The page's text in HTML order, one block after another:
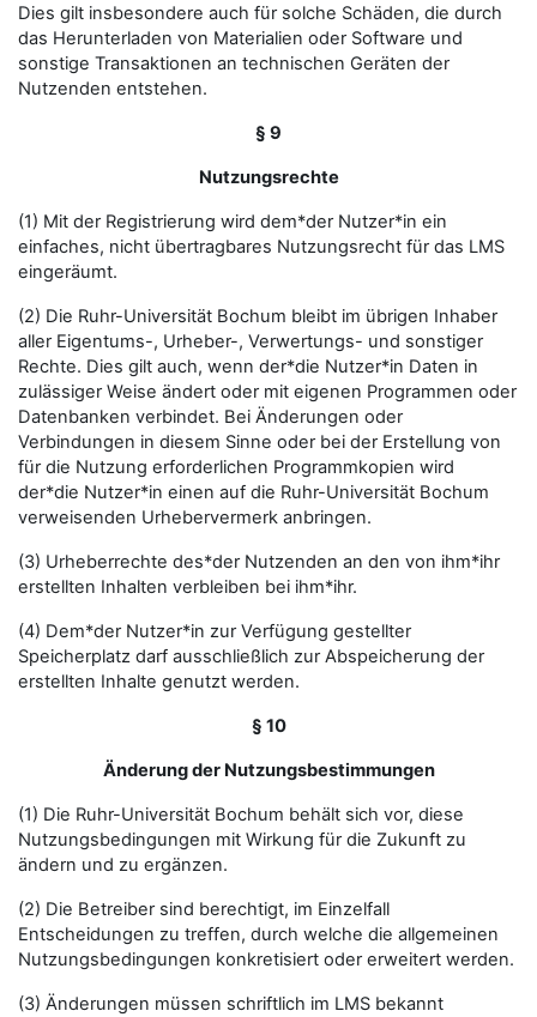
Dies gilt insbesondere auch für solche Schäden, die durch
das Herunterladen von Materialien oder Software und
sonstige Transaktionen an technischen Geräten der
Nutzenden entstehen.
§ 9
Nutzungsrechte
(1) Mit der Registrierung wird dem*der Nutzer*in ein
einfaches, nicht übertragbares Nutzungsrecht für das LMS
eingeräumt.
(2) Die Ruhr-Universität Bochum bleibt im übrigen Inhaber
aller Eigentums-, Urheber-, Verwertungs- und sonstiger
Rechte. Dies gilt auch, wenn der*die Nutzer*in Daten in
zulässiger Weise ändert oder mit eigenen Programmen oder
Datenbanken verbindet. Bei Änderungen oder
Verbindungen in diesem Sinne oder bei der Erstellung von
für die Nutzung erforderlichen Programmkopien wird
der*die Nutzer*in einen auf die Ruhr-Universität Bochum
verweisenden Urhebervermerk anbringen.
(3) Urheberrechte des*der Nutzenden an den von ihm*ihr
erstellten Inhalten verbleiben bei ihm*ihr.
(4) Dem*der Nutzer*in zur Verfügung gestellter
Speicherplatz darf ausschließlich zur Abspeicherung der
erstellten Inhalte genutzt werden.
§ 10
Änderung der Nutzungsbestimmungen
(1) Die Ruhr-Universität Bochum behält sich vor, diese
Nutzungsbedingungen mit Wirkung für die Zukunft zu
ändern und zu ergänzen.
(2) Die Betreiber sind berechtigt, im Einzelfall
Entscheidungen zu treffen, durch welche die allgemeinen
Nutzungsbedingungen konkretisiert oder erweitert werden.
(3) Änderungen müssen schriftlich im LMS bekannt